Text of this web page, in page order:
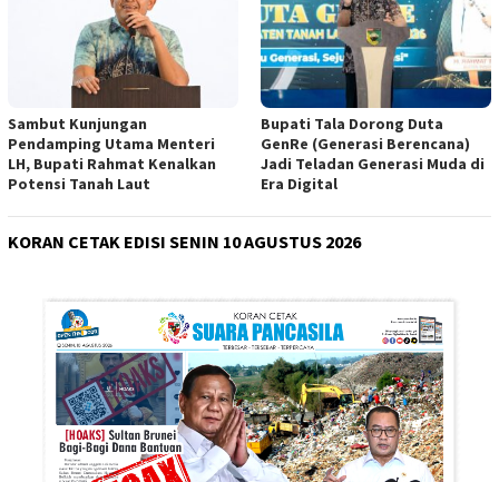
Sambut Kunjungan
Pendamping Utama Menteri
LH, Bupati Rahmat Kenalkan
Potensi Tanah Laut
Bupati Tala Dorong Duta
GenRe (Generasi Berencana)
Jadi Teladan Generasi Muda di
Era Digital
KORAN CETAK EDISI SENIN 10 AGUSTUS 2026